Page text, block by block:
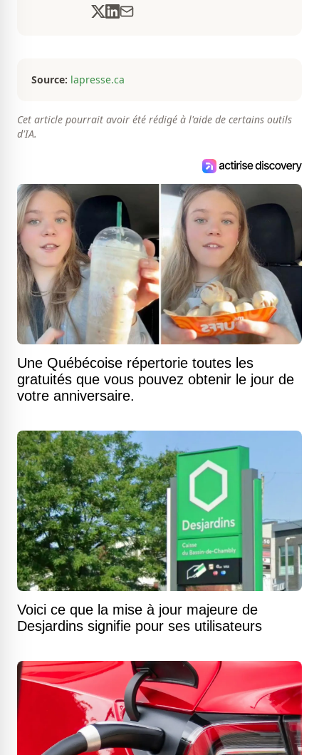
du contenu informatif et divertissant.
Source: lapresse.ca
Cet article pourrait avoir été rédigé à l'aide de certains outils
d'IA.
Une Québécoise répertorie toutes les
gratuités que vous pouvez obtenir le jour de
votre anniversaire.
Voici ce que la mise à jour majeure de
Desjardins signifie pour ses utilisateurs